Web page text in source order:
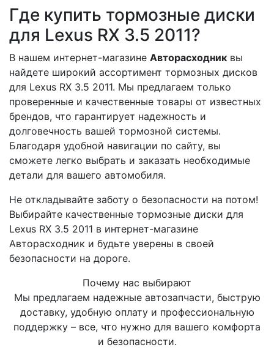
Где купить тормозные диски
для Lexus RX 3.5 2011?
В нашем интернет-магазине Авторасходник вы
найдете широкий ассортимент тормозных дисков
для Lexus RX 3.5 2011. Мы предлагаем только
проверенные и качественные товары от известных
брендов, что гарантирует надежность и
долговечность вашей тормозной системы.
Благодаря удобной навигации по сайту, вы
сможете легко выбрать и заказать необходимые
детали для вашего автомобиля.
Не откладывайте заботу о безопасности на потом!
Выбирайте качественные тормозные диски для
Lexus RX 3.5 2011 в интернет-магазине
Авторасходник и будьте уверены в своей
безопасности на дороге.
Почему нас выбирают
Мы предлагаем надежные автозапчасти, быструю
доставку, удобную оплату и профессиональную
поддержку – все, что нужно для вашего комфорта
и безопасности.